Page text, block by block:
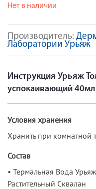
Производитель:
Лаборатории Урьяж
Нет в наличии
Инструкция Урьяж
успокаивающий 40мл
Условия хранения
Хранить при комнатной
Состав
• Термальная Вода
Растительный Сквалан